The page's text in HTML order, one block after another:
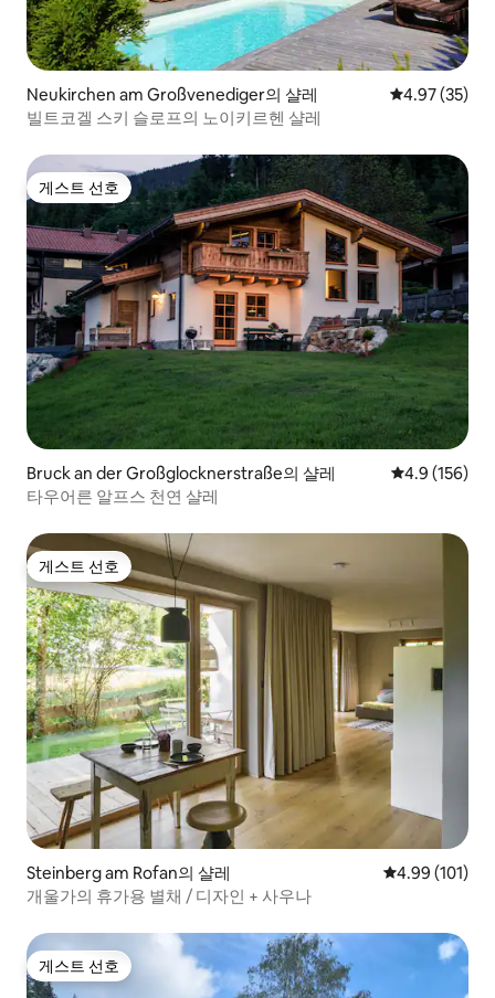
Neukirchen am Großvenediger의 샬레 평점 4.97점(5
4.97 (35)
빌트코겔 스키 슬로프의 노이키르헨 샬레
게스트 선호
게스트 선호
Bruck an der Großglocknerstraße의 샬레 평점 4.9점(5
4.9 (156)
타우어른 알프스 천연 샬레
게스트 선호
게스트 선호
Steinberg am Rofan의 샬레 평점 4.99점(5
4.99 (101)
개울가의 휴가용 별채 / 디자인 + 사우나
게스트 선호
게스트 선호